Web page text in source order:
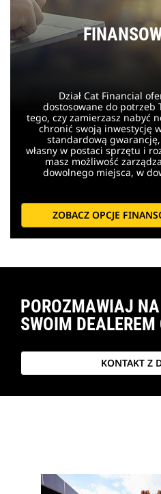
Dział Cat Financial
dostosowane do potrzeb
tego, czy zamierzasz nabyć
chronić swoją inwestycję
standardową
własny w postaci sprzętu i
masz możliwość
dowolnego miejsca, w
ZOBACZ OPCJE
POROZMAWIAJ
SWOIM DEALEREM
KONTAKT Z